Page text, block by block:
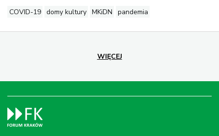
COVID-19 domy kultury MKiDN pandemia
WIĘCEJ